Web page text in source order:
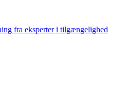
fra eksperter i tilgængelighed